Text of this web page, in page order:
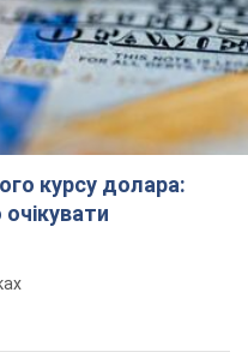
курсу долара: